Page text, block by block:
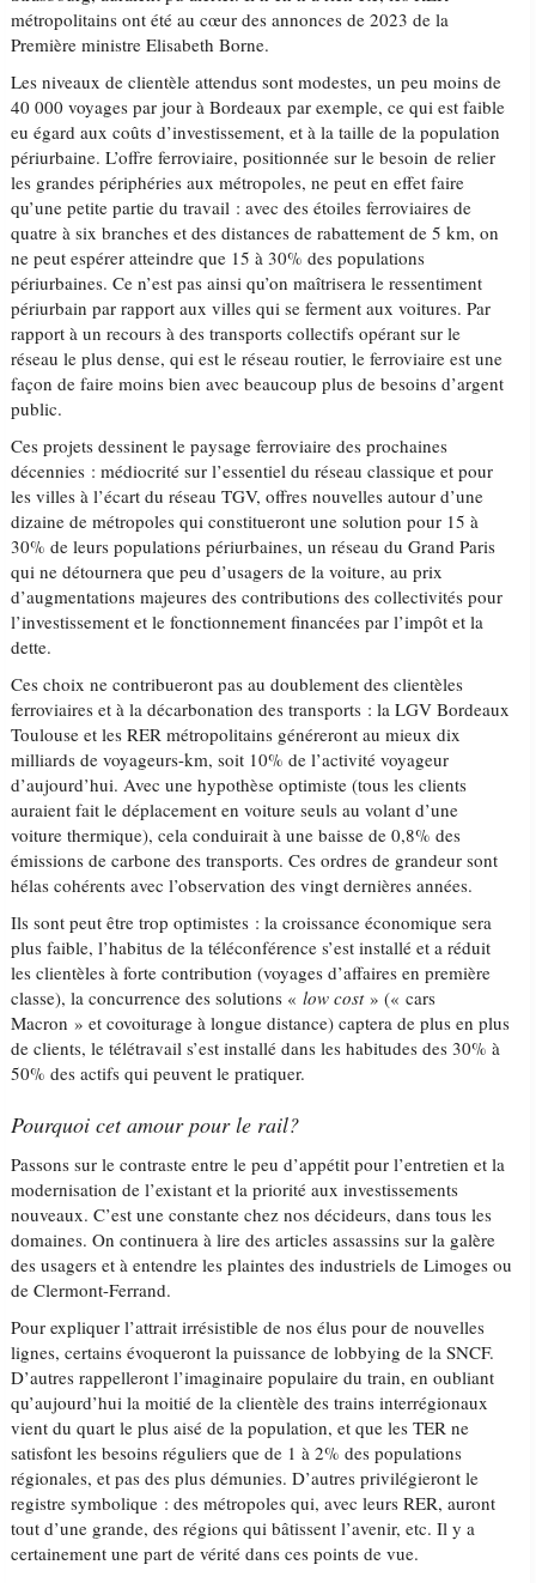
métropolitains ont été au cœur des annonces de 2023 de la
Première ministre Elisabeth Borne.
Les niveaux de clientèle attendus sont modestes, un peu moins de
40 000 voyages par jour à Bordeaux par exemple, ce qui est faible
eu égard aux coûts d’investissement, et à la taille de la population
périurbaine. L’offre ferroviaire, positionnée sur le besoin de relier
les grandes périphéries aux métropoles, ne peut en effet faire
qu’une petite partie du travail : avec des étoiles ferroviaires de
quatre à six branches et des distances de rabattement de 5 km, on
ne peut espérer atteindre que 15 à 30% des populations
périurbaines. Ce n’est pas ainsi qu’on maîtrisera le ressentiment
périurbain par rapport aux villes qui se ferment aux voitures. Par
rapport à un recours à des transports collectifs opérant sur le
réseau le plus dense, qui est le réseau routier, le ferroviaire est une
façon de faire moins bien avec beaucoup plus de besoins d’argent
public.
Ces projets dessinent le paysage ferroviaire des prochaines
décennies : médiocrité sur l’essentiel du réseau classique et pour
les villes à l’écart du réseau TGV, offres nouvelles autour d’une
dizaine de métropoles qui constitueront une solution pour 15 à
30% de leurs populations périurbaines, un réseau du Grand Paris
qui ne détournera que peu d’usagers de la voiture, au prix
d’augmentations majeures des contributions des collectivités pour
l’investissement et le fonctionnement financées par l’impôt et la
dette.
Ces choix ne contribueront pas au doublement des clientèles
ferroviaires et à la décarbonation des transports : la LGV Bordeaux
Toulouse et les RER métropolitains généreront au mieux dix
milliards de voyageurs-km, soit 10% de l’activité voyageur
d’aujourd’hui. Avec une hypothèse optimiste (tous les clients
auraient fait le déplacement en voiture seuls au volant d’une
voiture thermique), cela conduirait à une baisse de 0,8% des
émissions de carbone des transports. Ces ordres de grandeur sont
hélas cohérents avec l’observation des vingt dernières années.
Ils sont peut être trop optimistes : la croissance économique sera
plus faible, l’habitus de la téléconférence s’est installé et a réduit
les clientèles à forte contribution (voyages d’affaires en première
classe), la concurrence des solutions «low cost» (« cars
Macron » et covoiturage à longue distance) captera de plus en plus
de clients, le télétravail s’est installé dans les habitudes des 30% à
50% des actifs qui peuvent le pratiquer.
Pourquoi cet amour pour le rail?
Passons sur le contraste entre le peu d’appétit pour l’entretien et la
modernisation de l’existant et la priorité aux investissements
nouveaux. C’est une constante chez nos décideurs, dans tous les
domaines. On continuera à lire des articles assassins sur la galère
des usagers et à entendre les plaintes des industriels de Limoges ou
de Clermont-Ferrand.
Pour expliquer l’attrait irrésistible de nos élus pour de nouvelles
lignes, certains évoqueront la puissance de lobbying de la SNCF.
D’autres rappelleront l’imaginaire populaire du train, en oubliant
qu’aujourd’hui la moitié de la clientèle des trains interrégionaux
vient du quart le plus aisé de la population, et que les TER ne
satisfont les besoins réguliers que de 1 à 2% des populations
régionales, et pas des plus démunies. D’autres privilégieront le
registre symbolique : des métropoles qui, avec leurs RER, auront
tout d’une grande, des régions qui bâtissent l’avenir, etc. Il y a
certainement une part de vérité dans ces points de vue.